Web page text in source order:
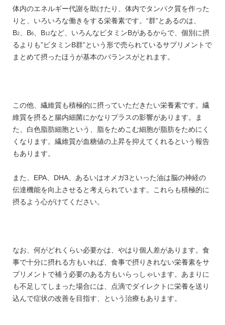
体内のエネルギー代謝を助けたり、体内でタンパク質を作った
りと、いろいろな働きをする栄養素です。“群”とあるのは、
B2 、B6 、B12など、いろんなビタミンBがあるからで、個別に摂
るよりも”ビタミンB群”という形で売られているサプリメントで
まとめて摂ったほうが基本のバランスがとれます。
この他、繊維質も積極的に摂っていただきたい栄養素です。繊
維質を摂ると腸内細菌にかなりプラスの影響があります。ま
た、白色脂肪細胞という、脂をためこむ細胞が脂肪をためにく
くなります。繊維質が血糖値の上昇を抑えてくれるという報告
もあります。
また、EPA、DHA、あるいはオメガ3といった油は脳の神経の
伝達機能を向上させると考えられています。これらも積極的に
摂るよう心がけてください。
なお、何がどれくらい必要かは、やはり個人差があります。食
事で十分に摂れる方もいれば、食事で摂りきれない栄養素をサ
プリメントで補う必要のある方もいらっしゃいます。あまりに
も不足してしまった場合には、点滴でダイレクトに栄養を送り
込んで症状の改善を目指す、という治療もあります。